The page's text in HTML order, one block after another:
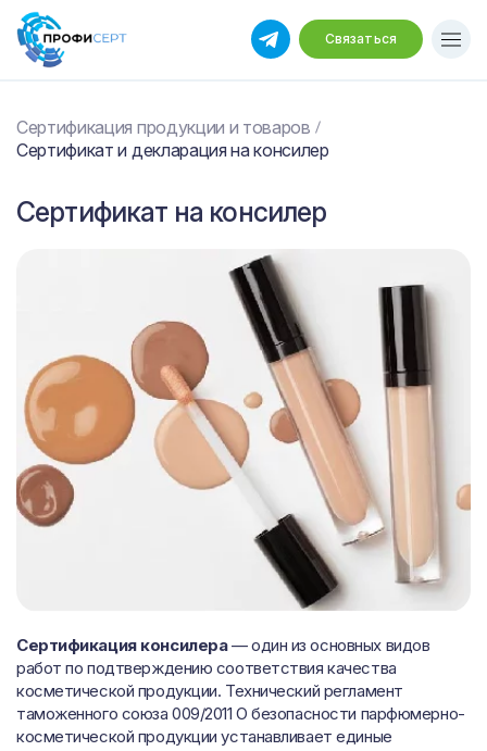
Связаться
Сертификация продукции и товаров
Сертификат и декларация на консилер
Сертификат на консилер
Сертификация консилера— один из основных видов
работ по подтверждению соответствия качества
косметической продукции. Технический регламент
таможенного союза 009/2011 О безопасности парфюмерно-
косметической продукции устанавливает единые